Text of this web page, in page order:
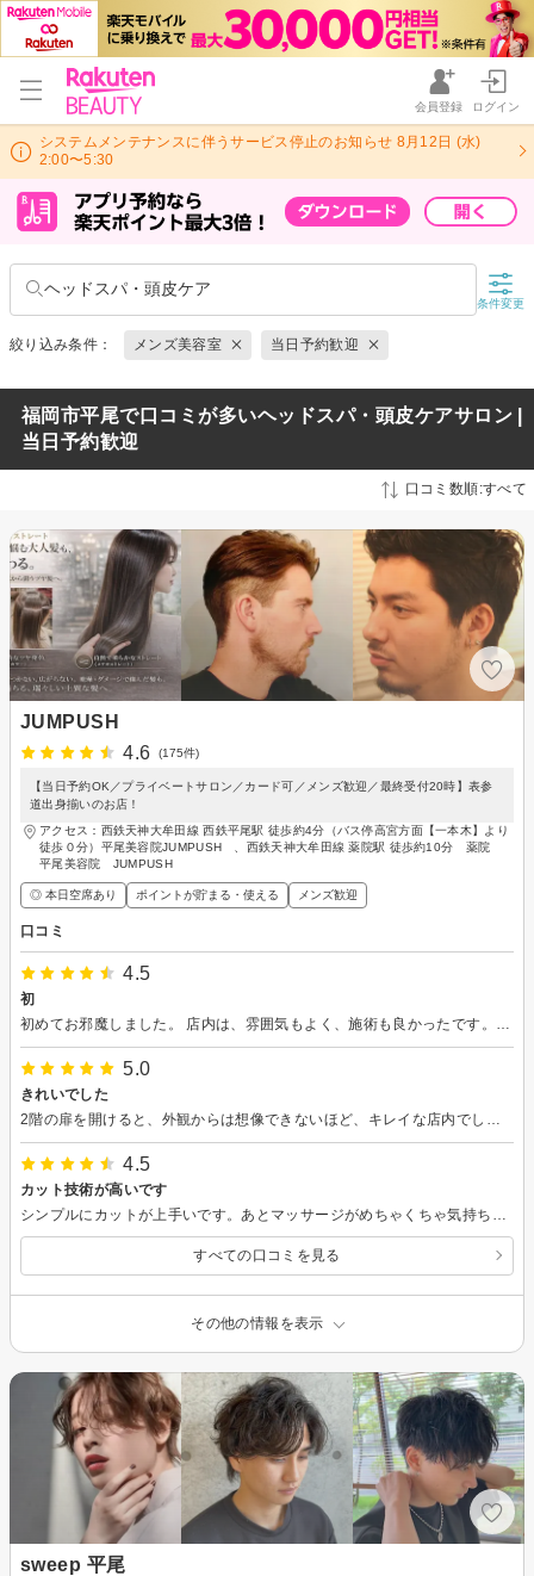
会員登録 ログイン
システムメンテナンスに伴うサービス停止のお知らせ 8月12日 (水)
2:00〜5:30
ヘッドスパ・頭皮ケア
条件変更
絞り込み条件： メンズ美容室 当日予約歓迎
福岡市平尾で口コミが多いヘッドスパ・頭皮ケアサロン |
当日予約歓迎
口コミ数順:すべて
JUMPUSH
4.6
(175件)
【当日予約OK／プライベートサロン／カード可／メンズ歓迎／最終受付20時】表参
道出身揃いのお店！
アクセス：西鉄天神大牟田線 西鉄平尾駅 徒歩約4分（バス停高宮方面【一本木】より
徒歩０分）平尾美容院JUMPUSH 、西鉄天神大牟田線 薬院駅 徒歩約10分 薬院
平尾美容院 JUMPUSH
◎ 本日空席あり ポイントが貯まる・使える メンズ歓迎
口コミ
4.5
初
5.0
きれいでした
4.5
カット技術が高いです
すべての口コミを見る
その他の情報を表示
sweep 平尾